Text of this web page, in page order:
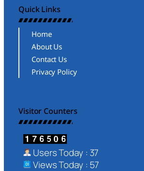
Quick Links
Home
About Us
Contact Us
Privacy Policy
Visitor Counters
Users Today : 37
Views Today : 57